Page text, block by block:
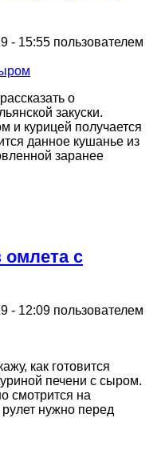
- 15:55 пользователем
о
закуски.
и курицей получается
данное кушанье из
заранее
омлета с
- 12:09 пользователем
как готовится
печени с сыром.
смотрится на
нужно перед